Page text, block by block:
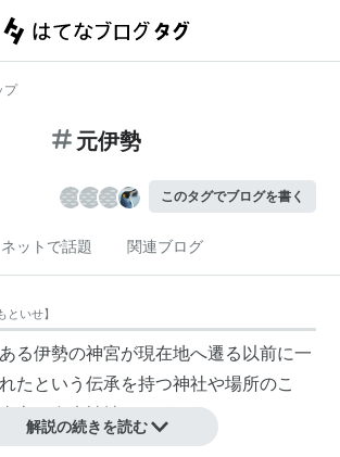
プ
元伊勢
このタグでブログを書く
ネットで話題 関連ブログ
といせ】
る伊勢の神宮が現在地へ遷る以前に一
たという伝承を持つ神社や場所のこ
市の皇大神社などがある。
解説の続きを読む